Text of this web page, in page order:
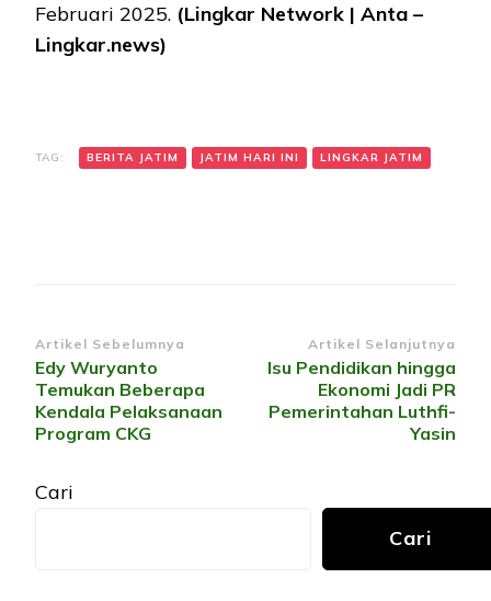
Februari 2025. (Lingkar Network | Anta –
Lingkar.news)
TAG: BERITA JATIM JATIM HARI INI LINGKAR JATIM
Navigasi
Artikel
Artikel Sebelumnya
Edy Wuryanto
Temukan Beberapa
Kendala Pelaksanaan
Program CKG
Artikel Selanjutnya
Isu Pendidikan hingga
Ekonomi Jadi PR
Pemerintahan Luthfi-
Yasin
Cari
Cari